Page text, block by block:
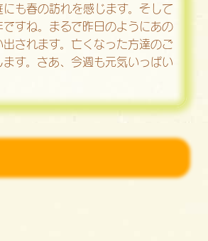
も春の訪れを感じます。そして
すね。まるで昨日のようにあの
出されます。亡くなった方達のご
す。さあ、今週も元気いっぱい